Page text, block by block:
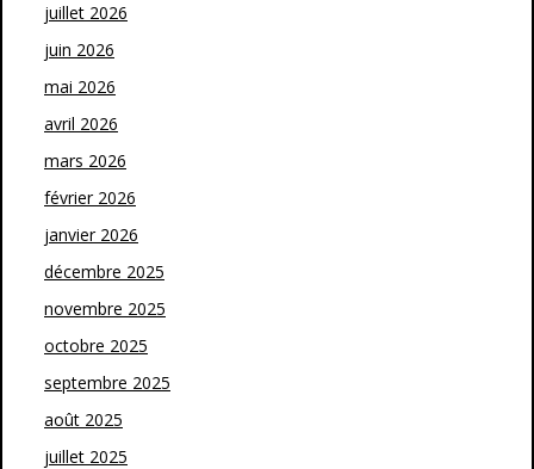
juillet 2026
juin 2026
mai 2026
avril 2026
mars 2026
février 2026
janvier 2026
décembre 2025
novembre 2025
octobre 2025
septembre 2025
août 2025
juillet 2025